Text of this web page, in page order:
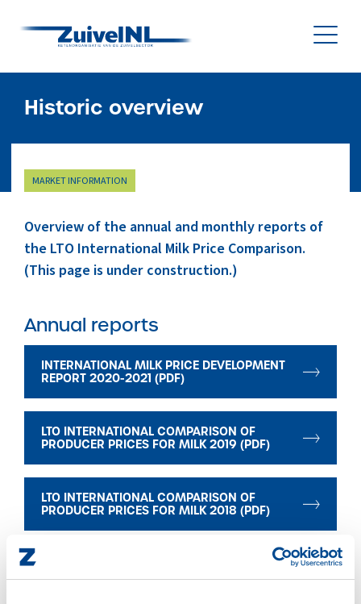
Diergezondheid
Gegevensbeheer & Verstrekking
Marktinformatie
Thema’s & Over ZuivelNL
Historic overview
MARKET INFORMATION
Overview of the annual and monthly reports of
the LTO International Milk Price Comparison.
(This page is under construction.)
Annual reports
INTERNATIONAL MILK PRICE DEVELOPMENT
REPORT 2020-2021 (PDF)
LTO INTERNATIONAL COMPARISON OF
PRODUCER PRICES FOR MILK 2019 (PDF)
LTO INTERNATIONAL COMPARISON OF
PRODUCER PRICES FOR MILK 2018 (PDF)
PRODUCER PRICES FOR MILK 2017 (PDF)